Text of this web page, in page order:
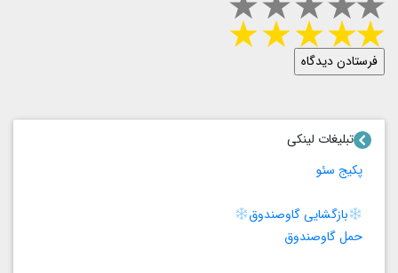
تبلیغات لینکی
پکیج سئو
بازگشایی گاوصندوق
حمل گاوصندوق